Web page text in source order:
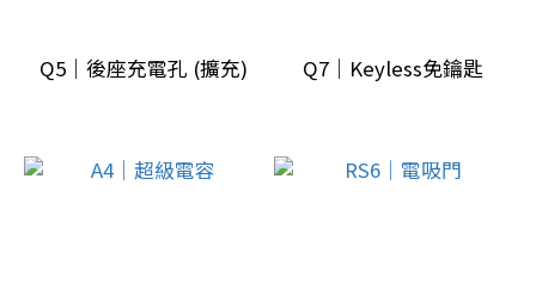
Q5｜後座充電孔 (擴充) Q7｜Keyless免鑰匙